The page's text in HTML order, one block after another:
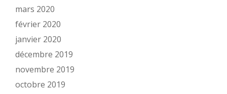
mars 2020
février 2020
janvier 2020
décembre 2019
novembre 2019
octobre 2019